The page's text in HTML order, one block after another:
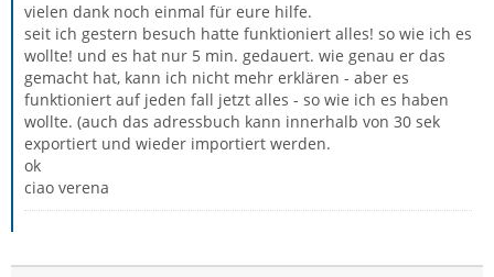
vielen dank noch einmal für eure hilfe.
seit ich gestern besuch hatte funktioniert alles! so wie ich es
wollte! und es hat nur 5 min. gedauert. wie genau er das
gemacht hat, kann ich nicht mehr erklären - aber es
funktioniert auf jeden fall jetzt alles - so wie ich es haben
wollte. (auch das adressbuch kann innerhalb von 30 sek
exportiert und wieder importiert werden.
ok
ciao verena